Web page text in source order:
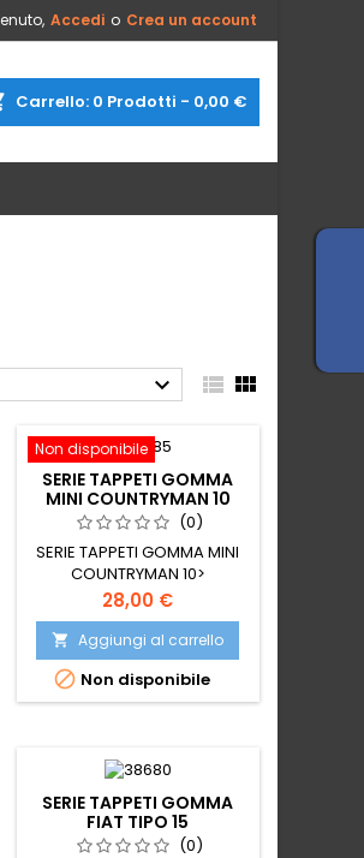
Accedi o Crea un account
Carrello: 0 Prodotti - 0,00 €
  
Non disponibile
SERIE TAPPETI GOMMA
MINI COUNTRYMAN 10
(0)
SERIE TAPPETI GOMMA MINI
COUNTRYMAN 10>
Prezzo
28,00 €
 Aggiungi al carrello
 Non disponibile
SERIE TAPPETI GOMMA
FIAT TIPO 15
(0)